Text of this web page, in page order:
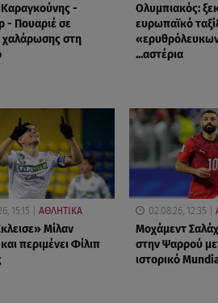
-
- Πουαριέ σε
χαλάρωσης στη
Ολυμπιακός:
ευρωπαϊκό
...αστέρια
15:15 ΑΘΛΗΤΙΚΑ
Μίλαν
περιμένει Φίλιπ
02.08.26, 12:35
Μοχάμεντ
στην Ψαρρού
ιστορικό